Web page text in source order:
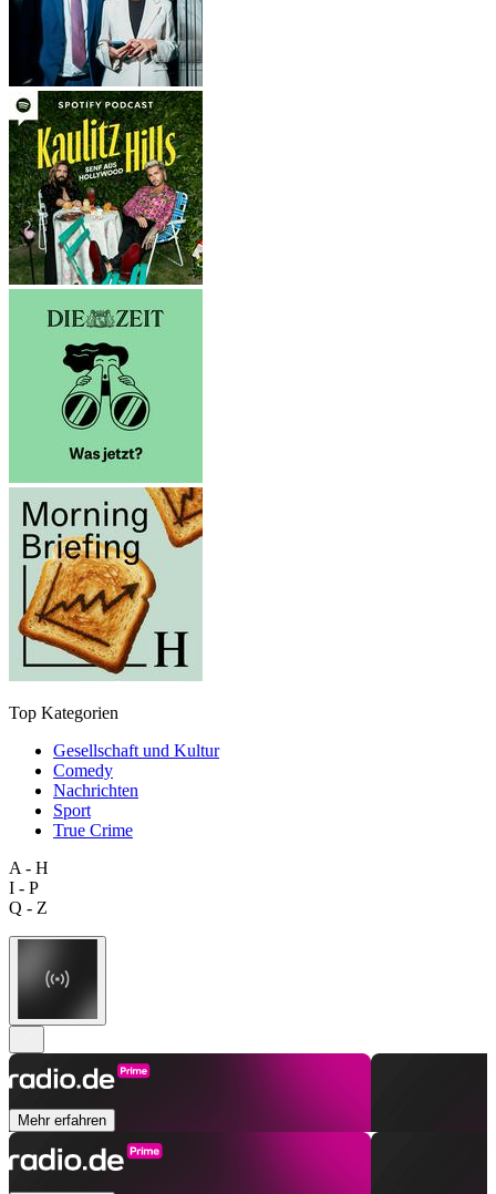
Top Kategorien
Gesellschaft und Kultur
Comedy
Nachrichten
Sport
True Crime
A - H
I - P
Q - Z
Mehr erfahren